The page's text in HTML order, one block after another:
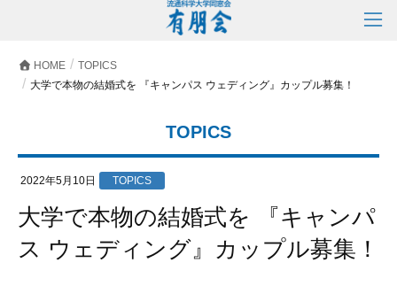
HOME
TOPICS
大学で本物の結婚式を 『キャンパス ウェディング』カップル募集！
TOPICS
2022年5月10日 TOPICS
大学で本物の結婚式を 『キャンパ
ス ウェディング』カップル募集！